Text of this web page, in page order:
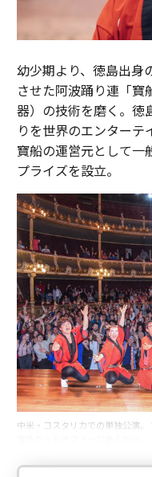
幼少期より、徳島出身
させた阿波踊り連「寶
器）の技術を磨く。徳
りを世界のエンター
寶船の運営元として一
プライズを設立。
中米・コスタリカでの単独公演